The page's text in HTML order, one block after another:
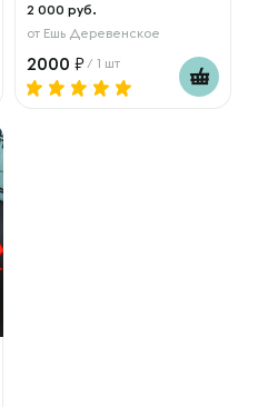
2 000 руб.
от Ешь Деревенское
2000 / 1 шт